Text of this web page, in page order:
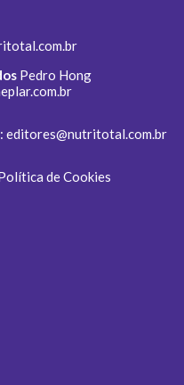
Pedro Hong
: editores@nutritotal.com.br
de Cookies